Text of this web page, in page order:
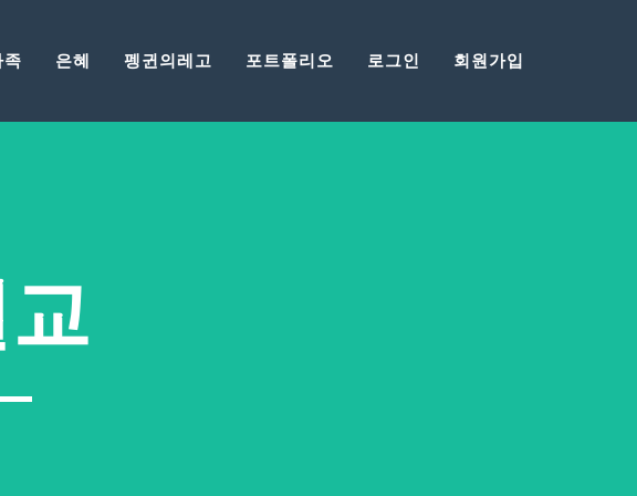
족 은혜 펭귄의레고 포트폴리오 로그인 회원가입